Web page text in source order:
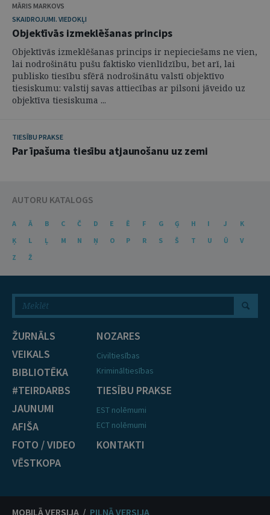
MĀRIS MARKOVS
SKAIDROJUMI. VIEDOKĻI
Objektīvās izmeklēšanas princips
Objektīvās izmeklēšanas princips ir nepieciešams ne vien,
lai nodrošinātu pušu faktisko vienlīdzību, bet arī, lai
publisko tiesību sfērā nodrošinātu valstī objektīvo
tiesiskumu: valstij savas attiecības ar pilsoni jāveido uz
objektīva tiesiskuma ...
TIESĪBU PRAKSE
Par īpašuma tiesību atjaunošanu uz zemi
AUTORU KATALOGS
A Ā B C Č D E Ē F G Ģ H I J
K
Ķ
L Ļ M N Ņ O P R S Š T U Ū
V
Z
Ž
ŽURNĀLS
VEIKALS
BIBLIOTĒKA
#TEIRDARBS
JAUNUMI
AFIŠA
FOTO / VIDEO
VĒSTKOPA
NOZARES
Civiltiesības
Krimināltiesības
TIESĪBU PRAKSE
EST nolēmumi
ECT nolēmumi
KONTAKTI
MOBILĀ VERSIJA / PILNĀ VERSIJA